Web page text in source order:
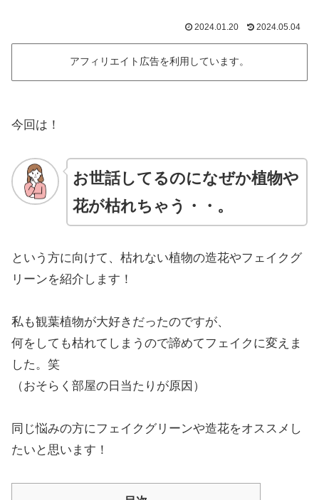
2024.01.20 2024.05.04
アフィリエイト広告を利用しています。
今回は！
お世話してるのになぜか植物や
花が枯れちゃう・・。
という方に向けて、枯れない植物の造花やフェイクグ
リーンを紹介します！
私も観葉植物が大好きだったのですが、
何をしても枯れてしまうので諦めてフェイクに変えま
した。笑
（おそらく部屋の日当たりが原因）
同じ悩みの方にフェイクグリーンや造花をオススメし
たいと思います！